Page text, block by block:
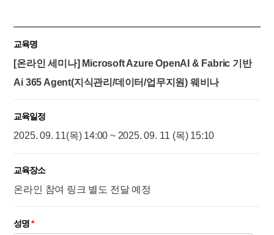
교육명
[온라인 세미나] Microsoft Azure OpenAI & Fabric 기반
Ai 365 Agent(지식관리/데이터/업무지원) 웨비나
교육일정
2025. 09. 11(목) 14:00 ~ 2025. 09. 11 (목) 15:10
교육장소
온라인 참여 링크 별도 전달 예정
성명 *